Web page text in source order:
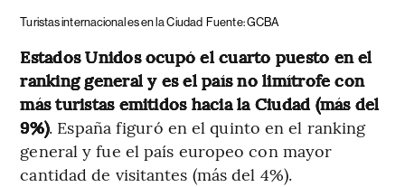
Turistas internacionales en la Ciudad Fuente: GCBA
Estados Unidos ocupó el cuarto puesto en el
ranking general y es el país no limítrofe con
más turistas emitidos hacia la Ciudad (más del
9%). España figuró en el quinto en el ranking
general y fue el país europeo con mayor
cantidad de visitantes (más del 4%).